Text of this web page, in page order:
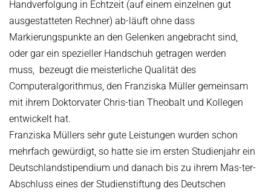
Handverfolgung in Echtzeit (auf einem einzelnen gut
ausgestatteten Rechner) ab-läuft ohne dass
Markierungspunkte an den Gelenken angebracht sind,
oder gar ein spezieller Handschuh getragen werden
muss, bezeugt die meisterliche Qualität des
Computeralgorithmus, den Franziska Müller gemeinsam
mit ihrem Doktorvater Chris-tian Theobalt und Kollegen
entwickelt hat.
Franziska Müllers sehr gute Leistungen wurden schon
mehrfach gewürdigt, so hatte sie im ersten Studienjahr ein
Deutschlandstipendium und danach bis zu ihrem Mas-ter-
Abschluss eines der Studienstiftung des Deutschen